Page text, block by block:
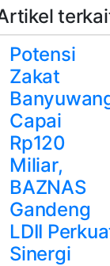
Potensi
Zakat
Capai
Rp120
Miliar,
BAZNAS
Gandeng
LDII
Sinergi